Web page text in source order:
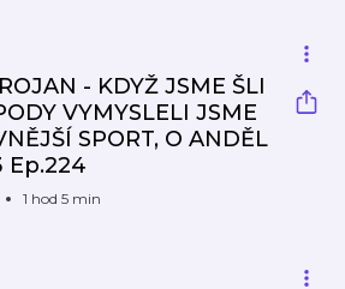
- KDYŽ JSME ŠLI
VYMYSLELI JSME
SPORT, O ANDĚL
Ep.224
1 hod 5 min